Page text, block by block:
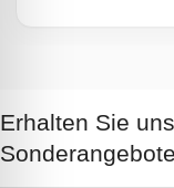
Erhalten Sie
Sonderangebote